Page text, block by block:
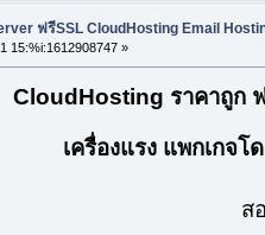
ฟรีSSL CloudHosting Email
15:%i:1612908747 »
CloudHosting ราคาถูก
เครื่องแรง แพกเกจ
ส